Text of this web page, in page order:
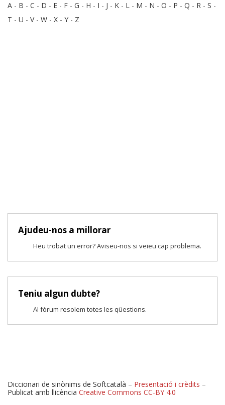
A - B - C - D - E - F - G - H - I - J - K - L - M - N - O - P - Q - R - S -
T - U - V- W - X - Y - Z
Ajudeu-nos a millorar
Heu trobat un error? Aviseu-nos si veieu cap problema.
Teniu algun dubte?
Al fòrum resolem totes les qüestions.
Diccionari de sinònims de Softcatalà – Presentació i crèdits –
Publicat amb llicència Creative Commons CC-BY 4.0